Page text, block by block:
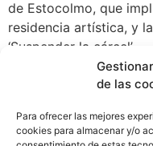
de las
Para ofrecer las mejores
cookies para almacenar y/o
de Estocolmo, que
residencia artística, y
‘Suspender la cárcel’.
Este acercamiento
la creación del Fondo
de la Fundación